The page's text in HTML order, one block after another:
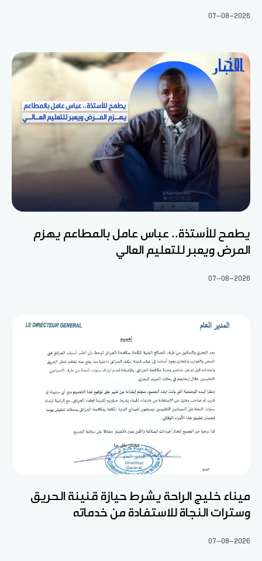
07-08-2026
يطمح للأستذة.. عباس عامل بالمطاعم يهزم
المرض ويعبر للتعليم العالي
07-08-2026
ميناء خليج الراحة يشرط حيازة قنينة الحريق
وسترات النجاة للاستفادة من خدماته
07-08-2026